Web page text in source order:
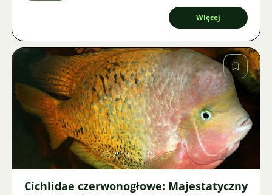
Więcej
Zdjęcie
2510 15
Cichlidae czerwonogłowe: Majestatyczny